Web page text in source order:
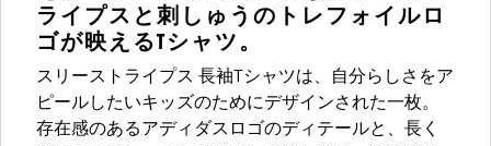
ライプスと刺しゅうのトレフォイルロ
ゴが映えるTシャツ。
スリーストライプス 長袖Tシャツは、自分らしさをア
ピールしたいキッズのためにデザインされた一枚。
存在感のあるアディダスロゴのディテールと、長く